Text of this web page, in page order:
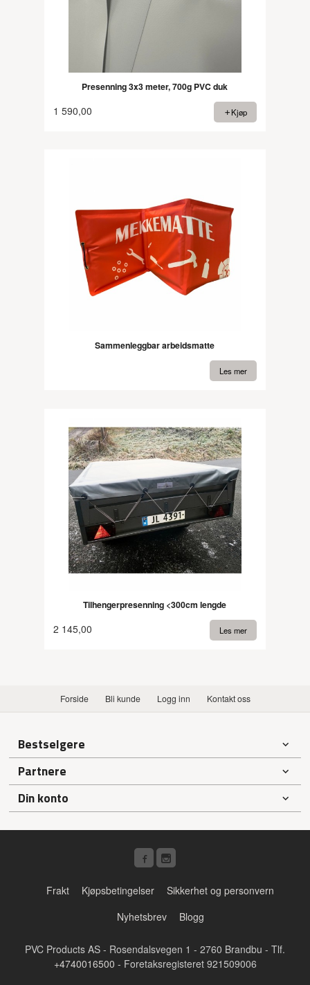
Presenning 3x3 meter, 700g PVC duk
1 590,00 Kjøp
Sammenleggbar arbeidsmatte
Les mer
Tilhengerpresenning <300cm lengde
2 145,00 Les mer
Forside Bli kunde Logg inn Kontakt oss
Bestselgere
Partnere
Din konto
Frakt Kjøpsbetingelser
Sikkerhet og personvern
Nyhetsbrev
Blogg
PVC Products AS - Rosendalsvegen 1 - 2760 Brandbu - Tlf.
+4740016500 - Foretaksregisteret 921509006